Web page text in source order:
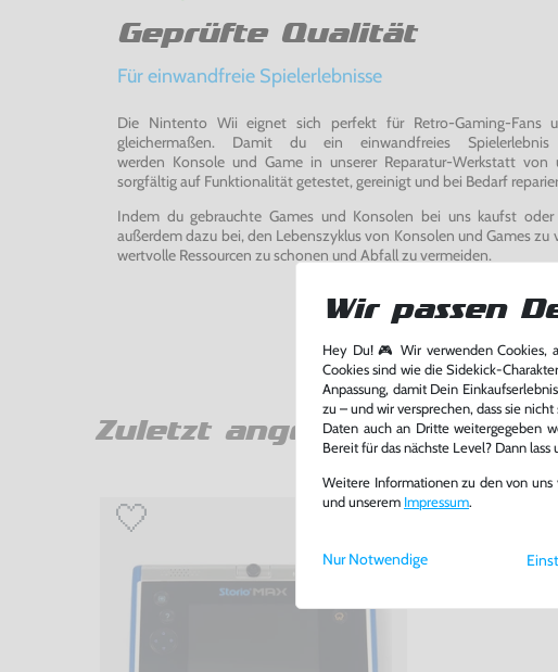
Geprüfte Qualität
Für einwandfreie Spielerlebnisse
Die Nintento Wii eignet sich perfekt für Retro-Gaming-Fans
gleichermaßen. Damit du ein einwandfreies
werden Konsole und Game in unserer Reparatur-Werkstatt von
sorgfältig auf Funktionalität getestet, gereinigt und bei Bedarf
Indem du gebrauchte Games und Konsolen bei uns kaufst
außerdem dazu bei, den Lebenszyklus von Konsolen und Games zu
wertvolle Ressourcen zu schonen und Abfall zu vermeiden.
Zuletzt angesehen
Wir passen
Hey Du! 🎮 Wir verwenden Cookies,
Cookies sind wie die Sidekick-
Anpassung, damit Dein
zu – und wir versprechen, dass sie
Daten auch an Dritte weitergegeben
Bereit für das nächste Level? Dann
Weitere Informationen zu den von
und unserem Impressum.
Nur Notwendige